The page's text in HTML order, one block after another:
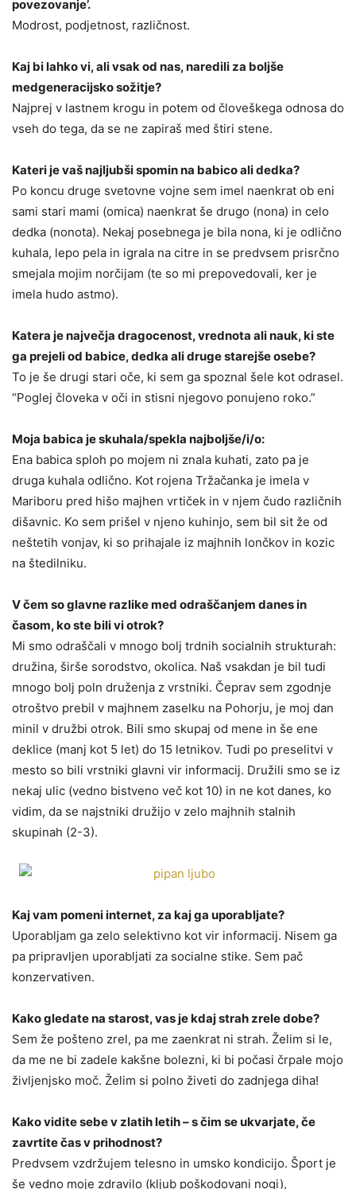
povezovanje’.
Modrost, podjetnost, različnost.
Kaj bi lahko vi, ali vsak od nas, naredili za boljše
medgeneracijsko sožitje?
Najprej v lastnem krogu in potem od človeškega odnosa do
vseh do tega, da se ne zapiraš med štiri stene.
Kateri je vaš najljubši spomin na babico ali dedka?
Po koncu druge svetovne vojne sem imel naenkrat ob eni
sami stari mami (omica) naenkrat še drugo (nona) in celo
dedka (nonota). Nekaj posebnega je bila nona, ki je odlično
kuhala, lepo pela in igrala na citre in se predvsem prisrčno
smejala mojim norčijam (te so mi prepovedovali, ker je
imela hudo astmo).
Katera je največja dragocenost, vrednota ali nauk, ki ste
ga prejeli od babice, dedka ali druge starejše osebe?
To je še drugi stari oče, ki sem ga spoznal šele kot odrasel.
“Poglej človeka v oči in stisni njegovo ponujeno roko.”
Moja babica je skuhala/spekla najboljše/i/o:
Ena babica sploh po mojem ni znala kuhati, zato pa je
druga kuhala odlično. Kot rojena Tržačanka je imela v
Mariboru pred hišo majhen vrtiček in v njem čudo različnih
dišavnic. Ko sem prišel v njeno kuhinjo, sem bil sit že od
neštetih vonjav, ki so prihajale iz majhnih lončkov in kozic
na štedilniku.
V čem so glavne razlike med odraščanjem danes in
časom, ko ste bili vi otrok?
Mi smo odraščali v mnogo bolj trdnih socialnih strukturah:
družina, širše sorodstvo, okolica. Naš vsakdan je bil tudi
mnogo bolj poln druženja z vrstniki. Čeprav sem zgodnje
otroštvo prebil v majhnem zaselku na Pohorju, je moj dan
minil v družbi otrok. Bili smo skupaj od mene in še ene
deklice (manj kot 5 let) do 15 letnikov. Tudi po preselitvi v
mesto so bili vrstniki glavni vir informacij. Družili smo se iz
nekaj ulic (vedno bistveno več kot 10) in ne kot danes, ko
vidim, da se najstniki družijo v zelo majhnih stalnih
skupinah (2-3).
Kaj vam pomeni internet, za kaj ga uporabljate?
Uporabljam ga zelo selektivno kot vir informacij. Nisem ga
pa pripravljen uporabljati za socialne stike. Sem pač
konzervativen.
Kako gledate na starost, vas je kdaj strah zrele dobe?
Sem že pošteno zrel, pa me zaenkrat ni strah. Želim si le,
da me ne bi zadele kakšne bolezni, ki bi počasi črpale mojo
življenjsko moč. Želim si polno živeti do zadnjega diha!
Kako vidite sebe v zlatih letih – s čim se ukvarjate, če
zavrtite čas v prihodnost?
Predvsem vzdržujem telesno in umsko kondicijo. Šport je
še vedno moje zdravilo (kljub poškodovani nogi),